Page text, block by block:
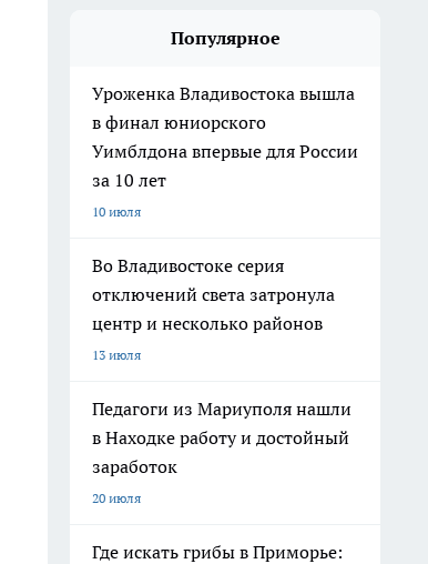
Популярное
Уроженка Владивостока вышла
в финал юниорского
Уимблдона впервые для России
за 10 лет
10 июля
Во Владивостоке серия
отключений света затронула
центр и несколько районов
13 июля
Педагоги из Мариуполя нашли
в Находке работу и достойный
заработок
20 июля
Где искать грибы в Приморье: